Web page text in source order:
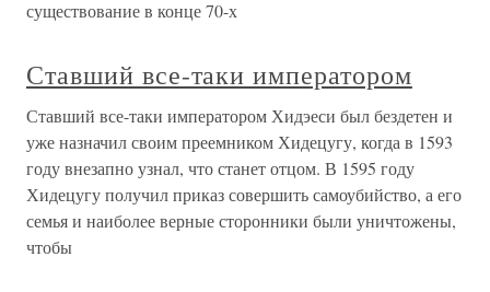
существование в конце 70-х
Ставший все-таки императором
Ставший все-таки императором Хидэеси был бездетен и
уже назначил своим преемником Хидецугу, когда в 1593
году внезапно узнал, что станет отцом. В 1595 году
Хидецугу получил приказ совершить самоубийство, а его
семья и наиболее верные сторонники были уничтожены,
чтобы